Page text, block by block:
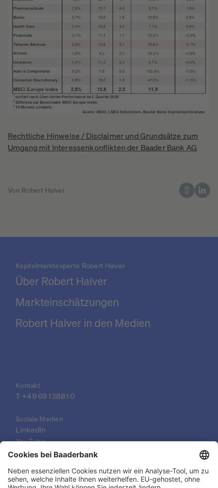
Rechtliche Hinweise / Disclaimer und Grundsätze zum
Umgang mit Interessenkonflikten der Baader Bank AG
Von Robert Halver
Kapitalmarktexperte Robert Halver
Über Robert Halver
Markteinschätzungen
Robert Halver in den Medien
Kontakt
T +49 69 13881 0
Soziale Medien
LinkedIn
YouTube